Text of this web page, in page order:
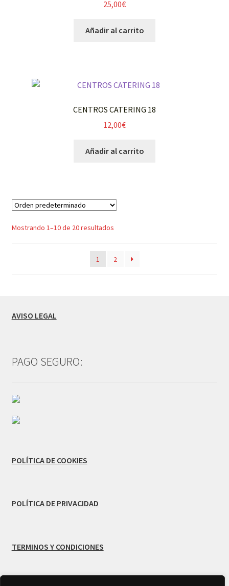
25,00€
Añadir al carrito
CENTROS CATERING 18
12,00€
Añadir al carrito
Mostrando 1–10 de 20 resultados
1 2
AVISO LEGAL
PAGO SEGURO:
POLÍTICA DE COOKIES
POLÍTICA DE PRIVACIDAD
TERMINOS Y CONDICIONES